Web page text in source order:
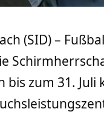
(SID) –
bis zum 31.